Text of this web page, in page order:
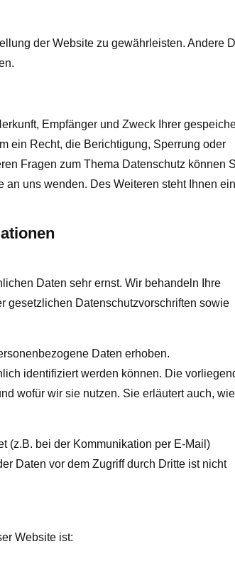
der Website zu gewährleisten. Andere
Empfänger und Zweck Ihrer
ein Recht, die Berichtigung, Sperrung oder
Fragen zum Thema Datenschutz können
uns wenden. Des Weiteren steht Ihnen ein
Daten sehr ernst. Wir behandeln Ihre
gesetzlichen Datenschutzvorschriften sowie
Daten erhoben.
identifiziert werden können. Die
wofür wir sie nutzen. Sie erläutert auch,
(z.B. bei der Kommunikation per E-Mail)
Daten vor dem Zugriff durch Dritte ist nicht
Website ist: